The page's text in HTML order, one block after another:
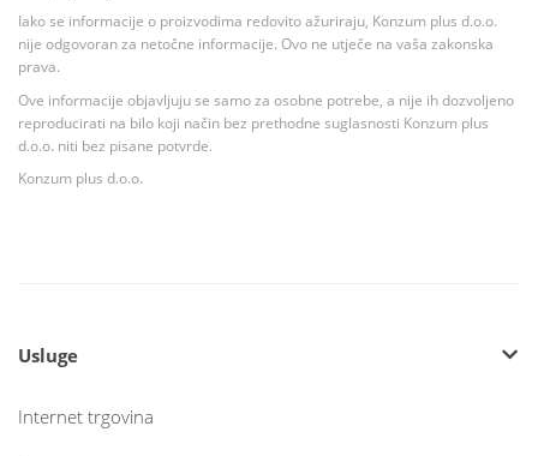
Iako se informacije o proizvodima redovito ažuriraju, Konzum plus d.o.o.
nije odgovoran za netočne informacije. Ovo ne utječe na vaša zakonska
prava.
Ove informacije objavljuju se samo za osobne potrebe, a nije ih dozvoljeno
reproducirati na bilo koji način bez prethodne suglasnosti Konzum plus
d.o.o. niti bez pisane potvrde.
Konzum plus d.o.o.
Usluge
Internet trgovina